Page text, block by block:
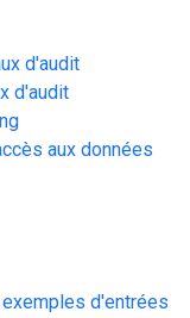
d'audit
d'audit
aux données
exemples d'entrées